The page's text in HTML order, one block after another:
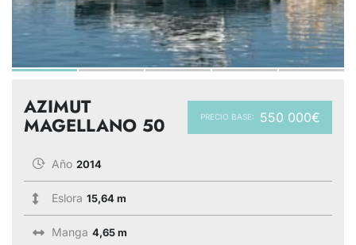
PRECIO BASE: 550 000€
AZIMUT
MAGELLANO 50
Año 2014
Eslora 15,64 m
Manga 4,65 m